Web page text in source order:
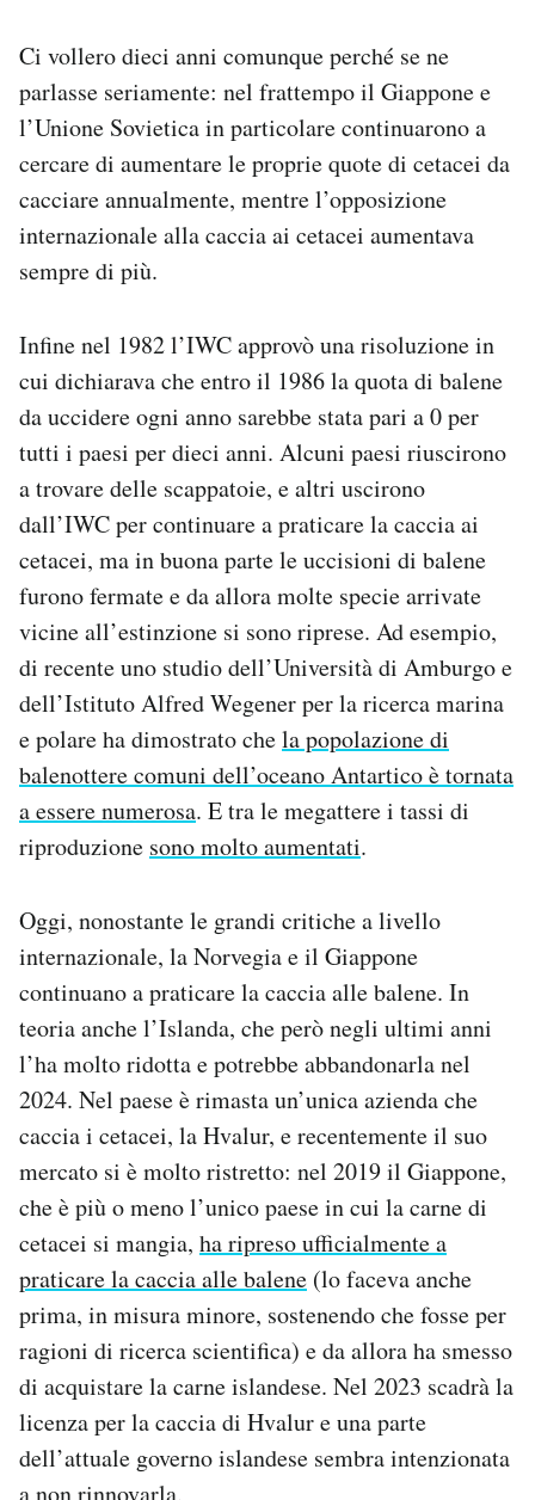
Ci vollero dieci anni comunque perché se ne
parlasse seriamente: nel frattempo il Giappone e
l’Unione Sovietica in particolare continuarono a
cercare di aumentare le proprie quote di cetacei da
cacciare annualmente, mentre l’opposizione
internazionale alla caccia ai cetacei aumentava
sempre di più.
Infine nel 1982 l’IWC approvò una risoluzione in
cui dichiarava che entro il 1986 la quota di balene
da uccidere ogni anno sarebbe stata pari a 0 per
tutti i paesi per dieci anni. Alcuni paesi riuscirono
a trovare delle scappatoie, e altri uscirono
dall’IWC per continuare a praticare la caccia ai
cetacei, ma in buona parte le uccisioni di balene
furono fermate e da allora molte specie arrivate
vicine all’estinzione si sono riprese. Ad esempio,
di recente uno studio dell’Università di Amburgo e
dell’Istituto Alfred Wegener per la ricerca marina
e polare ha dimostrato chela popolazione di
balenottere comuni dell’oceano Antartico è tornata
a essere numerosa. E tra le megattere i tassi di
riproduzione sono molto aumentati.
Oggi, nonostante le grandi critiche a livello
internazionale, la Norvegia e il Giappone
continuano a praticare la caccia alle balene. In
teoria anche l’Islanda, che però negli ultimi anni
l’ha molto ridotta e potrebbe abbandonarla nel
2024. Nel paese è rimasta un’unica azienda che
caccia i cetacei, la Hvalur, e recentemente il suo
mercato si è molto ristretto: nel 2019 il Giappone,
che è più o meno l’unico paese in cui la carne di
cetacei si mangia, ha ripreso ufficialmente a
praticare la caccia alle balene (lo faceva anche
prima, in misura minore, sostenendo che fosse per
ragioni di ricerca scientifica) e da allora ha smesso
di acquistare la carne islandese. Nel 2023 scadrà la
licenza per la caccia di Hvalur e una parte
dell’attuale governo islandese sembra intenzionata